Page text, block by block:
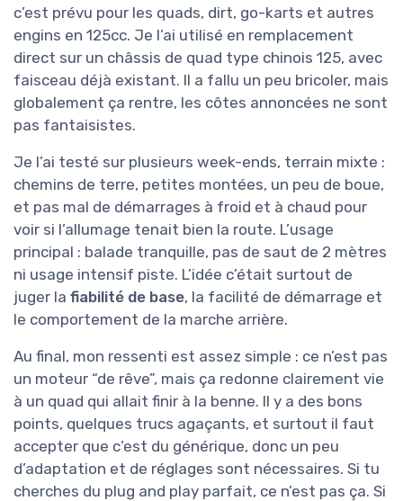
c’est prévu pour les quads, dirt, go-karts et autres
engins en 125cc. Je l’ai utilisé en remplacement
direct sur un châssis de quad type chinois 125, avec
faisceau déjà existant. Il a fallu un peu bricoler, mais
globalement ça rentre, les côtes annoncées ne sont
pas fantaisistes.
Je l’ai testé sur plusieurs week-ends, terrain mixte :
chemins de terre, petites montées, un peu de boue,
et pas mal de démarrages à froid et à chaud pour
voir si l’allumage tenait bien la route. L’usage
principal : balade tranquille, pas de saut de 2 mètres
ni usage intensif piste. L’idée c’était surtout de
juger la fiabilité de base, la facilité de démarrage et
le comportement de la marche arrière.
Au final, mon ressenti est assez simple : ce n’est pas
un moteur “de rêve”, mais ça redonne clairement vie
à un quad qui allait finir à la benne. Il y a des bons
points, quelques trucs agaçants, et surtout il faut
accepter que c’est du générique, donc un peu
d’adaptation et de réglages sont nécessaires. Si tu
cherches du plug and play parfait, ce n’est pas ça. Si